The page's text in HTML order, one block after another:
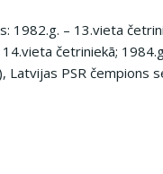
– 13.vieta
četriniekā;
PSR čempions